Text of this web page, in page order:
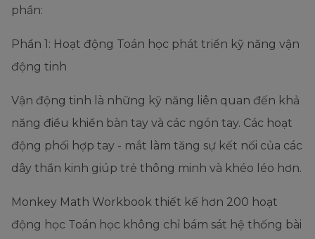
phần:
Phần 1: Hoạt động Toán học phát triển kỹ năng vận
động tinh
Vận động tinh là những kỹ năng liên quan đến khả
năng điều khiển bàn tay và các ngón tay. Các hoạt
động phối hợp tay - mắt làm tăng sự kết nối của các
dây thần kinh giúp trẻ thông minh và khéo léo hơn.
Monkey Math Workbook thiết kế hơn 200 hoạt
động học Toán học không chỉ bám sát hệ thống bài